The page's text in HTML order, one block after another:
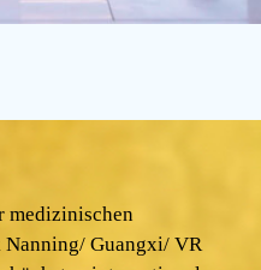
medizinischen
Guangxi/ VR